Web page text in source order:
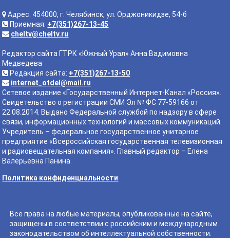
Адрес: 454000, г. Челябинск, ул. Орджоникидзе, 54-б
Приемная: +7(351)267-13-45
cheltv@cheltv.ru
Редактор сайта ГТРК «Южный Урал» Анна Вадимовна
Медведева
Редакция сайта: +7(351)267-13-50
internet_otdel@mail.ru
Сетевое издание «Государственный Интернет-Канал «Россия».
Свидетельство о регистрации СМИ Эл № ФС 77-59166 от
22.08.2014. Выдано Федеральной службой по надзору в сфере
связи, информационных технологий и массовых коммуникаций.
Учредитель – федеральное государственное унитарное
предприятие «Всероссийская государственная телевизионная
и радиовещательная компания». Главный редактор – Елена
Валерьевна Панина.
Политика конфиденциальности
Все права на любые материалы, опубликованные на сайте,
защищены в соответствии с российским и международным
законодательством об интеллектуальной собственности.